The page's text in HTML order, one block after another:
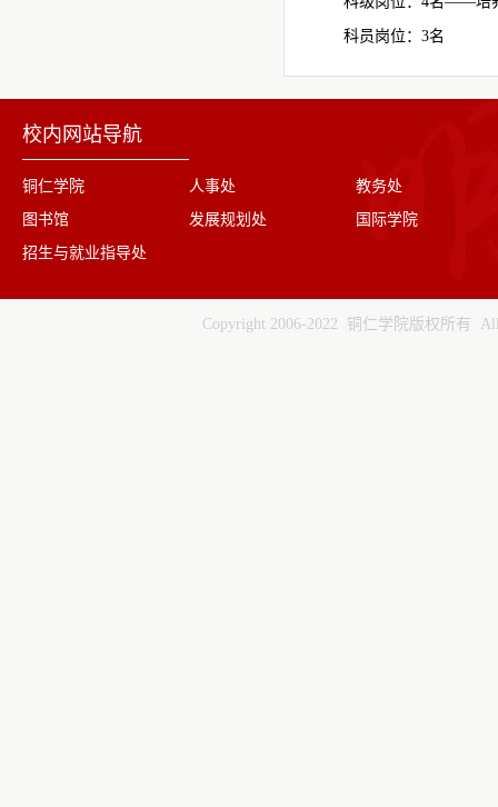
科员岗位：3名
校内网站导航
铜仁学院 人事处
教务处
图书馆
发展规划处
国际学院
招生与就业指导处
Copyright 2006-2022 铜仁学院版权所有